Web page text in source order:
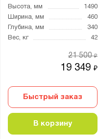
Высота, мм
1490
Ширина, мм
460
Глубина, мм
340
Вес, кг
42
19 349₽
21 500₽
Быстрый заказ
В корзину